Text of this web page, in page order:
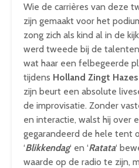
Wie de carrières van deze
zijn gemaakt voor het
zong zich als kind al in de
werd tweede bij de
wat haar een felbegeerde
tijdens Holland Zingt Hazes
zijn beurt een absolute
de improvisatie. Zonder
en interactie, walst hij over
gegarandeerd de hele tent
‘Blikkendag‘ en ‘Ratata‘
waarde op de radio te zijn,